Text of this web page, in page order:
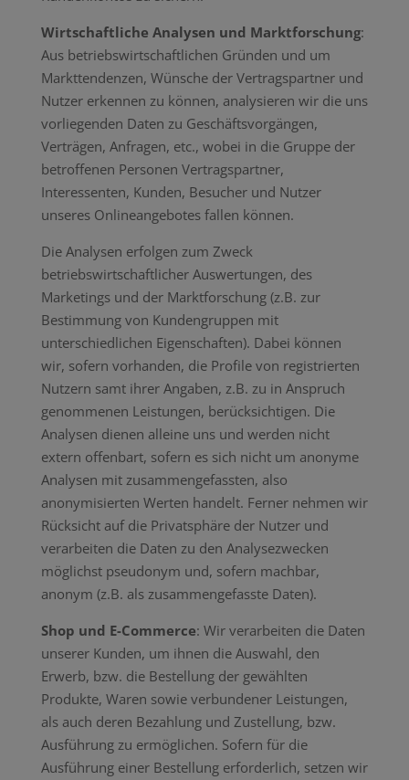
Wirtschaftliche Analysen und Marktforschung:
Aus betriebswirtschaftlichen Gründen und um
Markttendenzen, Wünsche der Vertragspartner und
Nutzer erkennen zu können, analysieren wir die uns
vorliegenden Daten zu Geschäftsvorgängen,
Verträgen, Anfragen, etc., wobei in die Gruppe der
betroffenen Personen Vertragspartner,
Interessenten, Kunden, Besucher und Nutzer
unseres Onlineangebotes fallen können.
Die Analysen erfolgen zum Zweck
betriebswirtschaftlicher Auswertungen, des
Marketings und der Marktforschung (z.B. zur
Bestimmung von Kundengruppen mit
unterschiedlichen Eigenschaften). Dabei können
wir, sofern vorhanden, die Profile von registrierten
Nutzern samt ihrer Angaben, z.B. zu in Anspruch
genommenen Leistungen, berücksichtigen. Die
Analysen dienen alleine uns und werden nicht
extern offenbart, sofern es sich nicht um anonyme
Analysen mit zusammengefassten, also
anonymisierten Werten handelt. Ferner nehmen wir
Rücksicht auf die Privatsphäre der Nutzer und
verarbeiten die Daten zu den Analysezwecken
möglichst pseudonym und, sofern machbar,
anonym (z.B. als zusammengefasste Daten).
Shop und E-Commerce: Wir verarbeiten die Daten
unserer Kunden, um ihnen die Auswahl, den
Erwerb, bzw. die Bestellung der gewählten
Produkte, Waren sowie verbundener Leistungen,
als auch deren Bezahlung und Zustellung, bzw.
Ausführung zu ermöglichen. Sofern für die
Ausführung einer Bestellung erforderlich, setzen wir